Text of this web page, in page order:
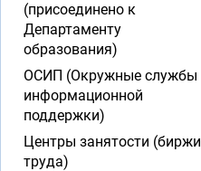
(присоединено к
Департаменту
образования)
ОСИП (Окружные службы
информационной
поддержки)
Центры занятости (биржи
труда)